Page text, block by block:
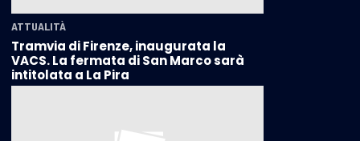
ATTUALITÀ
Tramvia di Firenze, inaugurata la
VACS. La fermata di San Marco sarà
intitolata a La Pira